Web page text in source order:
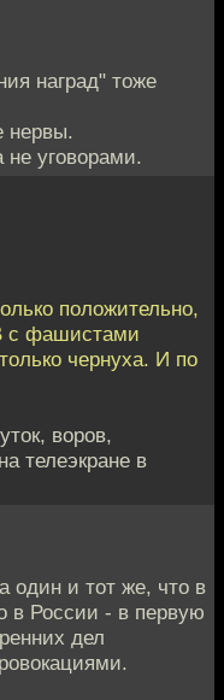
наград" тоже
нервы.
уговорами.
положительно,
с фашистами
чернуха. И по
воров,
телеэкране в
один и тот же, что в
в России - в первую
дел